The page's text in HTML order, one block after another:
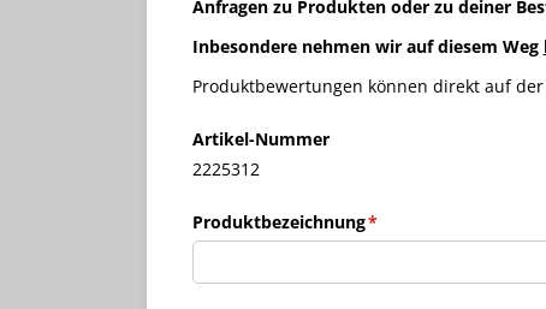
Anfragen zu Produkten oder zu deiner
Inbesondere nehmen wir auf diesem Weg
Produktbewertungen können direkt auf
Artikel-Nummer
2225312
Produktbezeichnung*
(erforderlich)